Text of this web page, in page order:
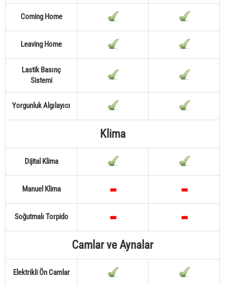
Coming Home
Leaving Home
Lastik Basınç
Sistemi
Yorgunluk Algılayıcı
Klima
Dijital Klima
Manuel Klima
Soğutmalı Torpido
Camlar ve Aynalar
Elektrikli Ön Camlar